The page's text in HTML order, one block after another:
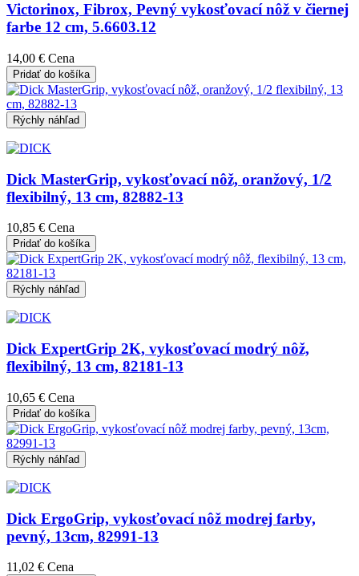
Victorinox, Fibrox, Pevný vykosťovací nôž v čiernej
farbe 12 cm, 5.6603.12
14,00 € Cena
Pridať do košíka
Rýchly náhľad
Dick MasterGrip, vykosťovací nôž, oranžový, 1/2
flexibilný, 13 cm, 82882-13
10,85 € Cena
Pridať do košíka
Rýchly náhľad
Dick ExpertGrip 2K, vykosťovací modrý nôž,
flexibilný, 13 cm, 82181-13
10,65 € Cena
Pridať do košíka
Rýchly náhľad
Dick ErgoGrip, vykosťovací nôž modrej farby,
pevný, 13cm, 82991-13
11,02 € Cena